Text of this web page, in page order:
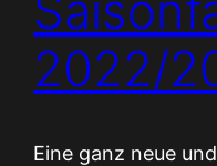
2022/
Eine ganz neue